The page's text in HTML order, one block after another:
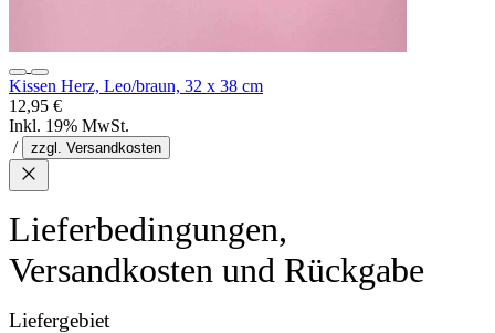
Kissen Herz, Leo/braun, 32 x 38 cm
12,95 €
Inkl. 19% MwSt.
/
zzgl. Versandkosten
Lieferbedingungen,
Versandkosten und Rückgabe
Liefergebiet